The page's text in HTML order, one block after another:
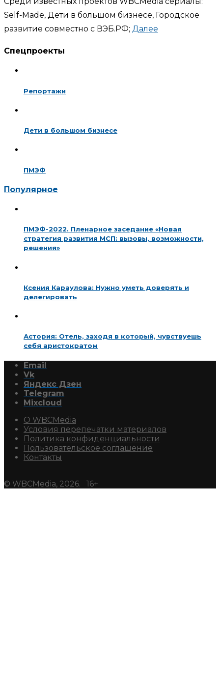
Self-Made, Дети в большом бизнесе, Городское
развитие совместно с ВЭБ.РФ; Далее
Спецпроекты
Репортажи
Дети в большом бизнесе
ПМЭФ
Популярное
ПМЭФ-2022. Пленарное заседание «Новая
стратегия развития МСП: вызовы, возможности,
решения»
Ксения Караулова: Нужно уметь доверять и
делегировать
Астория: Отель, заходя в который, чувствуешь
себя аристократом
Email
Vk
Яндекс Дзен
Telegram
Mixcloud
О WBCMedia
Условия перепечатки материалов
Политика конфиденциальности
Пользовательское соглашение
Контакты
© WBCMedia, 2026. 16+